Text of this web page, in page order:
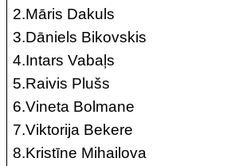
2.Māris Dakuls
3.Dāniels Bikovskis
4.Intars Vabaļs
5.Raivis Plušs
6.Vineta Bolmane
7.Viktorija Bekere
8.Kristīne Mihailova